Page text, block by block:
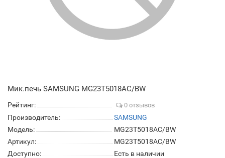
Мик.печь SAMSUNG MG23T5018AC/BW
Рейтинг: 0 отзывов
Производитель:
SAMSUNG
Модель:
MG23T5018AC/BW
Артикул:
MG23T5018AC/BW
Доступно:
Есть в наличии